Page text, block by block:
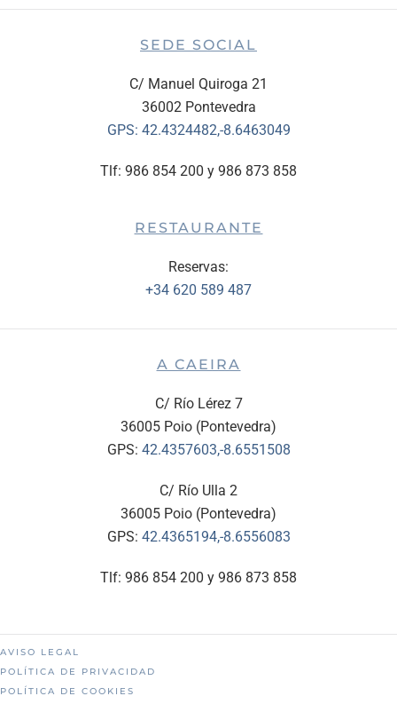
SEDE SOCIAL
C/ Manuel Quiroga 21
36002 Pontevedra
GPS: 42.4324482,-8.6463049
Tlf: 986 854 200 y 986 873 858
RESTAURANTE
Reservas:
+34 620 589 487
A CAEIRA
C/ Río Lérez 7
36005 Poio (Pontevedra)
GPS: 42.4357603,-8.6551508
C/ Río Ulla 2
36005 Poio (Pontevedra)
GPS: 42.4365194,-8.6556083
Tlf: 986 854 200 y 986 873 858
AVISO LEGAL
POLÍTICA DE PRIVACIDAD
POLÍTICA DE COOKIES